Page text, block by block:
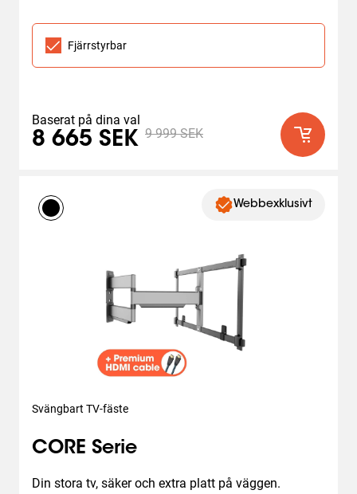
Fjärrstyrbar
Baserat på dina val
8 665 SEK 9 999 SEK
Webbexklusivt
Svängbart TV-fäste
CORE Serie
Din stora tv, säker och extra platt på väggen.